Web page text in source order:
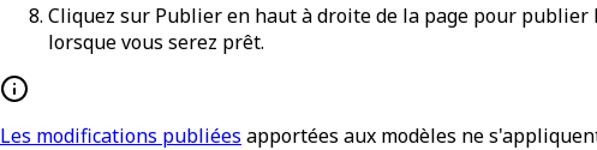
Cliquez sur Publieren haut à droite de la page pour publier
lorsque vous serez prêt.
Les modifications publiées apportées aux modèles ne